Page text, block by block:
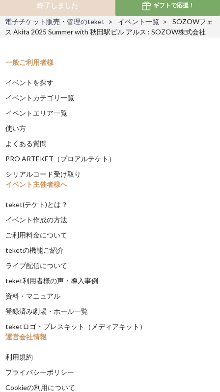
終了しました
ギフトで応援！
電子チケット販売・管理のteket イベント一覧
SOZOWフェ
ス Akita 2025 Summer with 秋田駅ビル アルス : SOZOW株式会社
一般ご利用者様
イベントを探す
イベントカテゴリ一覧
イベントエリア一覧
使い方
よくある質問
PRO ARTEKET（プロアルテケト）
シリアルコード受け取り
イベント主催者様へ
teket(テケト)とは？
イベント作成の方法
ご利用料金について
teketの機能ご紹介
ライブ配信について
teket利用者様の声・導入事例
資料・マニュアル
登録済み劇場・ホール一覧
teketロゴ・プレスキット（メディアキット）
運営会社情報
利用規約
プライバシーポリシー
Cookieの利用について